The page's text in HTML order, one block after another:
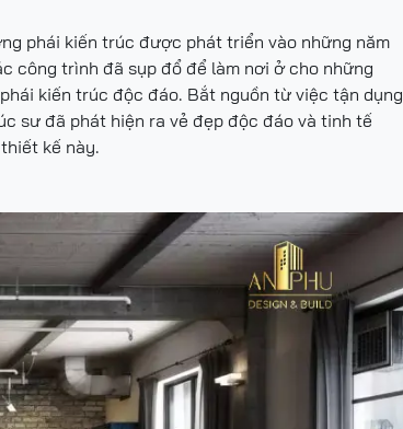
phái kiến trúc được phát triển vào những năm
công trình đã sụp đổ để làm nơi ở cho những
kiến trúc độc đáo. Bắt nguồn từ việc tận dụng
sư đã phát hiện ra vẻ đẹp độc đáo và tinh tế
kế này.